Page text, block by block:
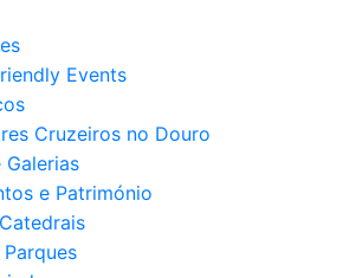
Events
Cruzeiros no Douro​
Galerias
e Património